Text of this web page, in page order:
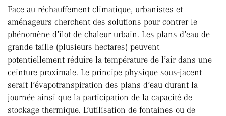
Face au réchauffement climatique, urbanistes et
aménageurs cherchent des solutions pour contrer le
phénomène d’îlot de chaleur urbain. Les plans d’eau de
grande taille (plusieurs hectares) peuvent
potentiellement réduire la température de l’air dans une
ceinture proximale. Le principe physique sous-jacent
serait l’évapotranspiration des plans d’eau durant la
journée ainsi que la participation de la capacité de
stockage thermique. L’utilisation de fontaines ou de